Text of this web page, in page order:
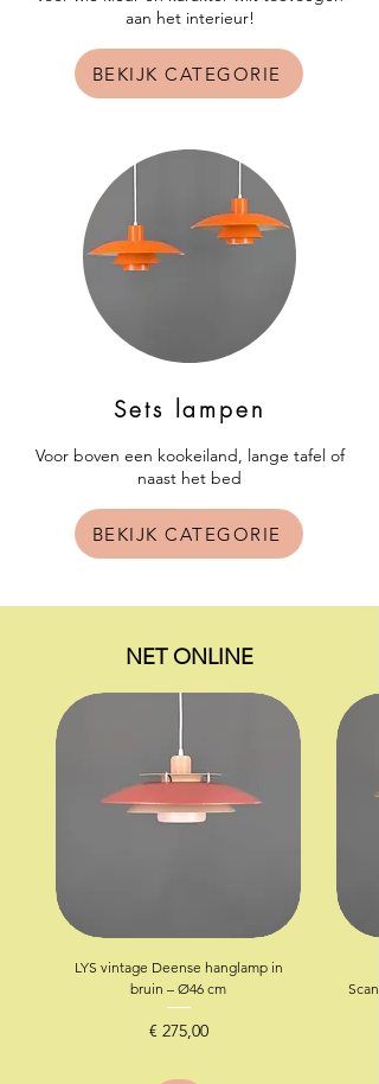
aan het interieur!
BEKIJK CATEGORIE
Sets lampen
Voor boven een kookeiland, lange tafel of
naast het bed
BEKIJK CATEGORIE
NET ONLINE
LYS vintage Deense hanglamp in
bruin – Ø46 cm
Prijs
€ 275,00